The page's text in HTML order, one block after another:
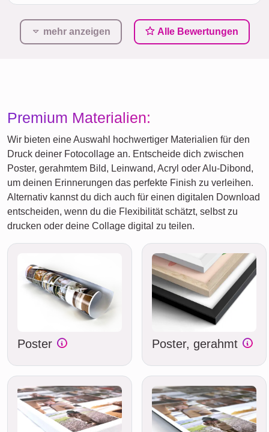
mehr anzeigen Alle Bewertungen
Premium Materialien:
Wir bieten eine Auswahl hochwertiger Materialien für den
Druck deiner Fotocollage an. Entscheide dich zwischen
Poster, gerahmtem Bild, Leinwand, Acryl oder Alu-Dibond,
um deinen Erinnerungen das perfekte Finish zu verleihen.
Alternativ kannst du dich auch für einen digitalen Download
entscheiden, wenn du die Flexibilität schätzt, selbst zu
drucken oder deine Collage digital zu teilen.
Poster Poster, gerahmt